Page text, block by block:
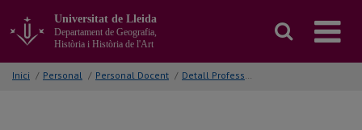
contingut
Universitat de Lleida
Departament de Geografia,
Història i Història de l'Art
Inici / Personal / Personal Docent / Detall Professor/a